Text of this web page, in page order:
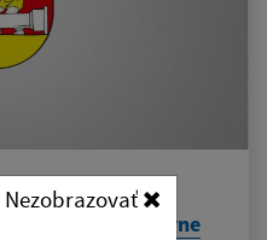
Nezobrazovať
zriadenia kuchyne